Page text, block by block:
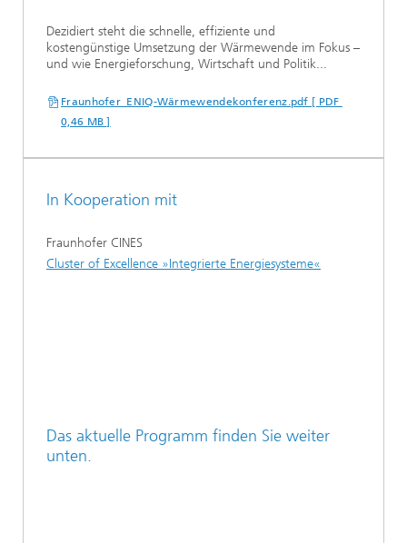
Dezidiert steht die schnelle, effiziente und
kostengünstige Umsetzung der Wärmewende im Fokus –
und wie Energieforschung, Wirtschaft und Politik...
Fraunhofer_ENIQ-Wärmewendekonferenz.pdf [ PDF
0,46 MB ]
In Kooperation mit
Fraunhofer CINES
Cluster of Excellence »Integrierte Energiesysteme«
Das aktuelle Programm finden Sie weiter
unten.